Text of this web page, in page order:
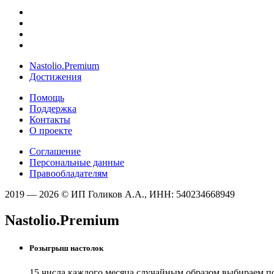
Nastolio.Premium
Достижения
Помощь
Поддержка
Контакты
О проекте
Соглашение
Персональные данные
Правообладателям
2019 — 2026 © ИП Голиков А.А., ИНН: 540234668949
Nastolio.Premium
Розыгрыш настолок